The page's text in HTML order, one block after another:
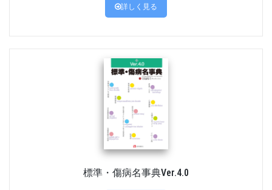
詳しく見る
標準・傷病名事典Ver.4.0